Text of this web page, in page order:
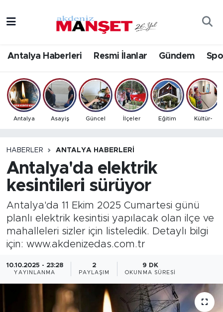
Antalya Haberleri Resmi İlanlar Gündem
Antalya Asayiş Güncel İlçeler Eğitim Kültür-
HABERLER ANTALYA HABERLERI
Antalya'da elektrik
kesintileri sürüyor
Antalya'da 11 Ekim 2025 Cumartesi günü
planlı elektrik kesintisi yapılacak olan ilçe ve
mahalleleri sizler için listeledik. Detaylı bilgi
için: www.akdenizedas.com.tr
10.10.2025 - 23:28
YAYINLANMA
2
PAYLAŞIM
9 DK
OKUNMA SÜRESI
Bilim & Teknoloji
Eğitim
Ekonomi
Gündem
İlçeler
Kültür- Sanat
Magazin
Özel Haber
Politika
Antalya Hava Durumu
Antalya Namaz Vakitleri
Antalya Trafik Yoğunluk Haritası
Tüm Manşetler
Son Dakika Haberleri
Haber Arşivi